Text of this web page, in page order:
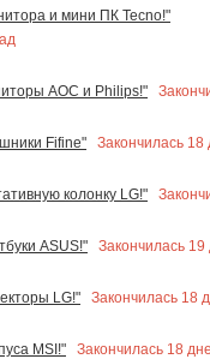
и мини ПК Tecno!"
AOC и Philips!"
Fifine"
Закончилась 18
колонку LG!"
ASUS!"
Закончилась 19
LG!"
Закончилась 18
MSI!"
Закончилась 18